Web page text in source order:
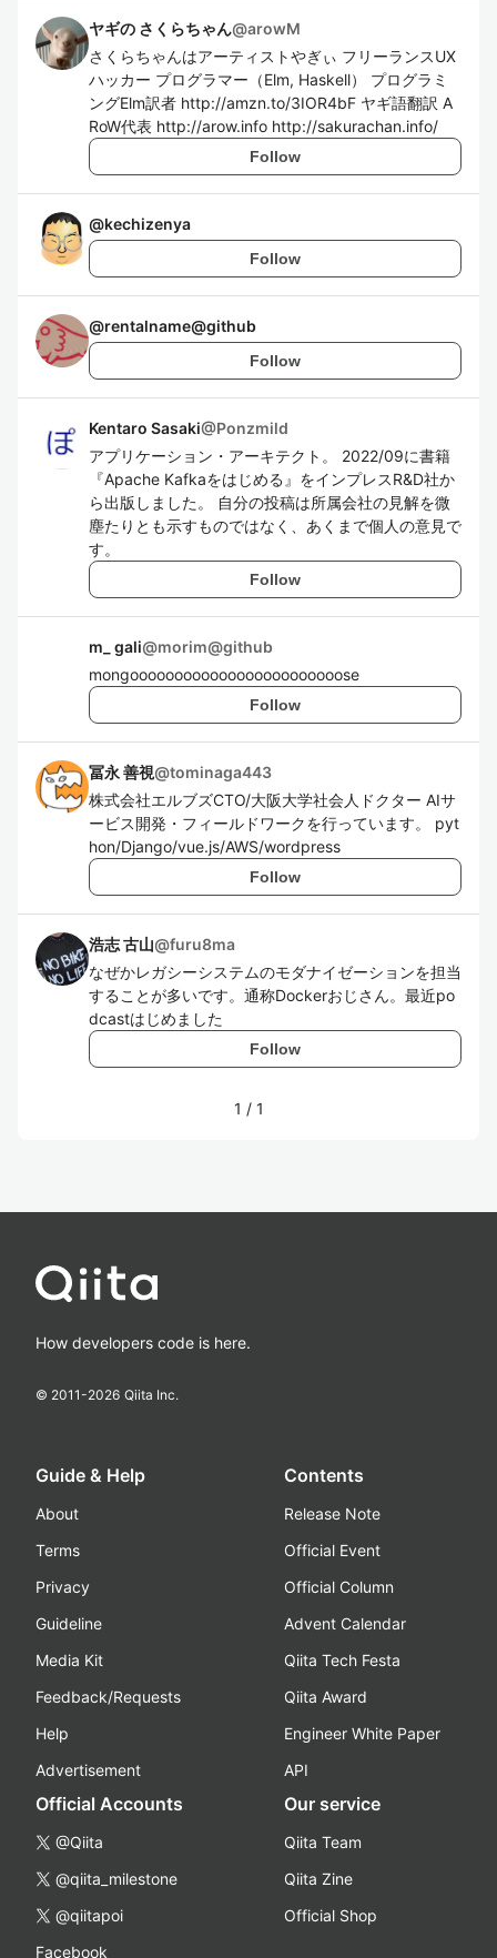
ヤギの さくらちゃん@arowM
さくらちゃんはアーティストやぎぃ フリーランスUX
ハッカー プログラマー（Elm, Haskell） プログラミ
ングElm訳者 http://amzn.to/3IOR4bF ヤギ語翻訳 A
RoW代表 http://arow.info http://sakurachan.info/
Follow
@kechizenya
Follow
@rentalname@github
Follow
Kentaro Sasaki@Ponzmild
アプリケーション・アーキテクト。 2022/09に書籍
『Apache Kafkaをはじめる』をインプレスR&D社か
ら出版しました。 自分の投稿は所属会社の見解を微
塵たりとも示すものではなく、あくまで個人の意見で
す。
Follow
m_ gali@morim@github
mongoooooooooooooooooooooooose
Follow
冨永 善視@tominaga443
株式会社エルブズCTO/大阪大学社会人ドクター AIサ
ービス開発・フィールドワークを行っています。 pyt
hon/Django/vue.js/AWS/wordpress
Follow
浩志 古山@furu8ma
なぜかレガシーシステムのモダナイゼーションを担当
することが多いです。通称Dockerおじさん。最近po
dcastはじめました
Follow
1 / 1
How developers code is here.
© 2011-2026 Qiita Inc.
Guide & Help
About
Terms
Privacy
Guideline
Media Kit
Feedback/Requests
Help
Advertisement
Contents
Release Note
Official Event
Official Column
Advent Calendar
Qiita Tech Festa
Qiita Award
Engineer White Paper
API
Official Accounts
@Qiita
@qiita_milestone
@qiitapoi
Facebook
Our service
Qiita Team
Qiita Zine
Official Shop